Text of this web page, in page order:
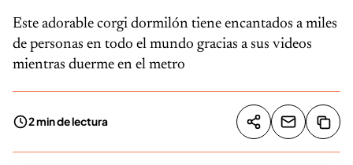
Este adorable corgi dormilón tiene encantados a miles
de personas en todo el mundo gracias a sus videos
mientras duerme en el metro
2 min de lectura Compartir